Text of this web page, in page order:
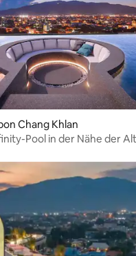
Chang Khlan
Pool in der Nähe der